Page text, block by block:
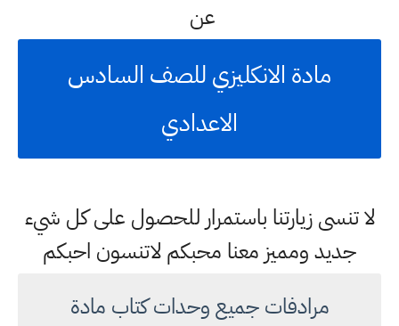
عن
مادة الانكليزي للصف السادس
الاعدادي
لا تنسى زيارتنا باستمرار للحصول على كل شيء
جديد ومميز معنا محبكم لاتنسون احبكم
مرادفات جميع وحدات كتاب مادة